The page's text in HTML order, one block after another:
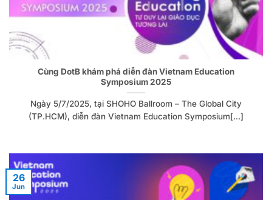
Cùng DotB khám phá diễn đàn Vietnam Education
Symposium 2025
Ngày 5/7/2025, tại SHOHO Ballroom – The Global City
(TP.HCM), diễn đàn Vietnam Education Symposium[...]
26
Jun